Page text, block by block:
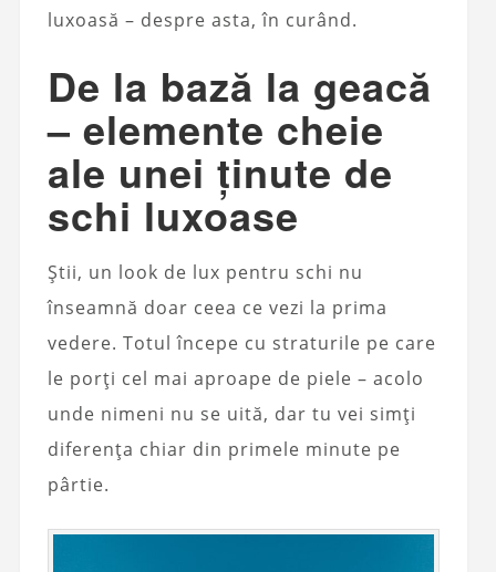
luxoasă – despre asta, în curând.
De la bază la geacă
– elemente cheie
ale unei ținute de
schi luxoase
Știi, un look de lux pentru schi nu
înseamnă doar ceea ce vezi la prima
vedere. Totul începe cu straturile pe care
le porți cel mai aproape de piele – acolo
unde nimeni nu se uită, dar tu vei simți
diferența chiar din primele minute pe
pârtie.